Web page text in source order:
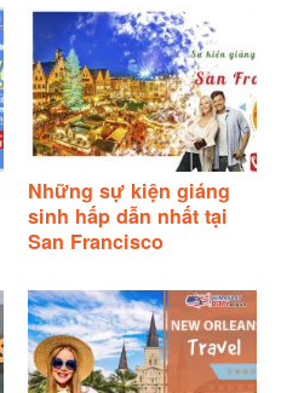
Những sự kiện giáng
sinh hấp dẫn nhất tại
San Francisco